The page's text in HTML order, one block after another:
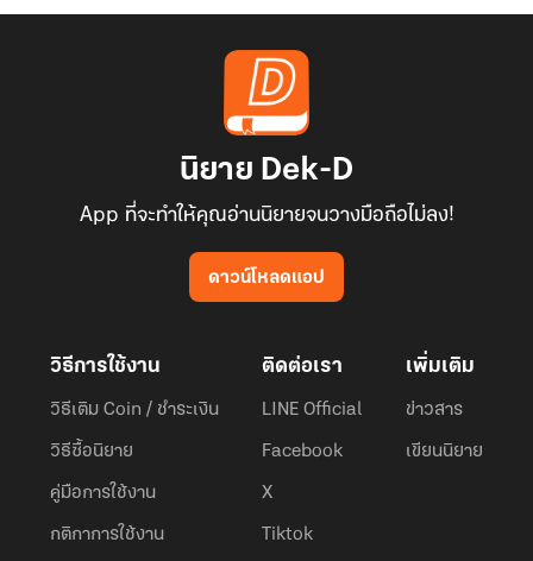
.
ภายภาคหน้าเขาจักต้องรุ่งโรจน์สะเทือนฟ้าดิน จักยืนยงเฉกดวงตะวัน
เป็นเทพมังกรที่ไม่เคยพบพานในใต้หล้า หนี้แค้นทั้งหมดนี้ ต่อจากนี้พวก
เราคงได้คิดบัญชีกัน!"""
นิยาย Dek-D
App ที่จะทำให้คุณอ่านนิยายจนวางมือถือไม่ลง!
ดาวน์โหลดแอป
วิธีการใช้งาน
วิธีเติม Coin / ชำระเงิน
วิธีซื้อนิยาย
คู่มือการใช้งาน
กติกาการใช้งาน
ติดต่อเรา
LINE Official
Facebook
X
Tiktok
เพิ่มเติม
ข่าวสาร
เขียนนิยาย